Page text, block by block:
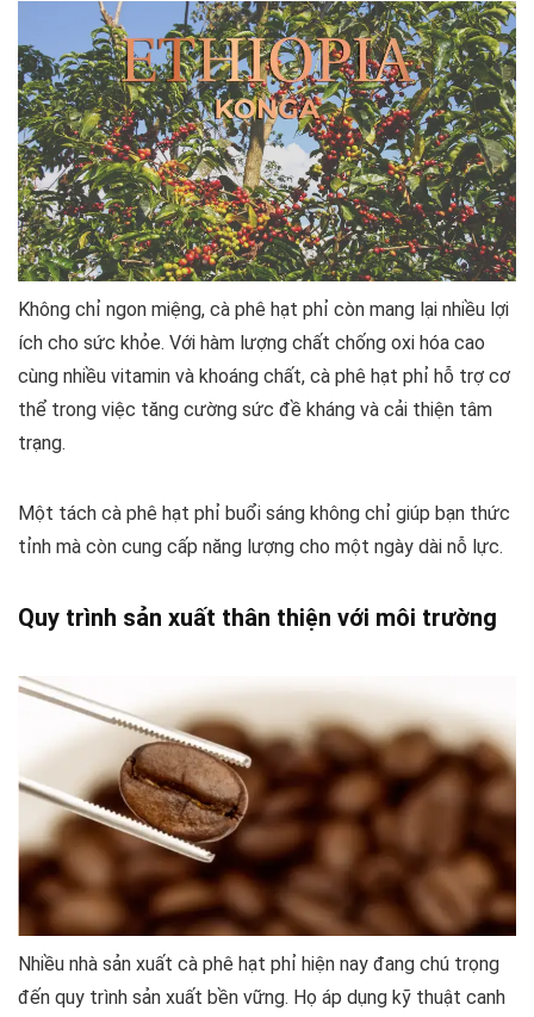
Không chỉ ngon miệng, cà phê hạt phỉ còn mang lại nhiều lợi
ích cho sức khỏe. Với hàm lượng chất chống oxi hóa cao
cùng nhiều vitamin và khoáng chất, cà phê hạt phỉ hỗ trợ cơ
thể trong việc tăng cường sức đề kháng và cải thiện tâm
trạng.
Một tách cà phê hạt phỉ buổi sáng không chỉ giúp bạn thức
tỉnh mà còn cung cấp năng lượng cho một ngày dài nỗ lực.
Quy trình sản xuất thân thiện với môi trường
Nhiều nhà sản xuất cà phê hạt phỉ hiện nay đang chú trọng
đến quy trình sản xuất bền vững. Họ áp dụng kỹ thuật canh